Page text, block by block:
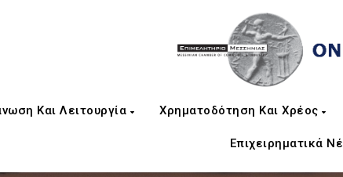
Και Λειτουργία Χρηματοδότηση Και Χρέος
Επιχειρηματικά